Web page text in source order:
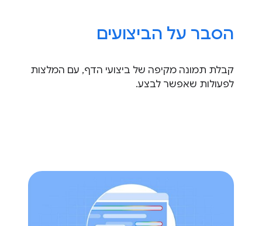
הסבר על הביצועים
קבלת תמונה מקיפה של ביצועי הדף, עם המלצות
לפעולות שאפשר לבצע.